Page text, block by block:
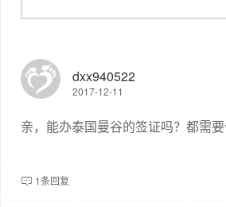
dxx940522
2017-12-11
亲，能办泰国曼谷的签证吗？都需要
 1条回复